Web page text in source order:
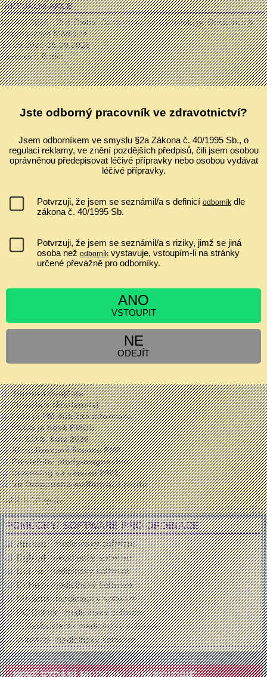
Jste odborný pracovník ve zdravotnictví?
Jsem odborníkem ve smyslu §2a Zákona č. 40/1995 Sb., o
regulaci reklamy, ve znění pozdějších předpisů, čili jsem osobou
oprávněnou předepisovat léčivé přípravky nebo osobou vydávat
léčivé přípravky.
Potvrzuji, že jsem se seznámil/a s definicí odborník dle
zákona č. 40/1995 Sb.
Potvrzuji, že jsem se seznámil/a s riziky, jimž se jiná
osoba než odborník vystavuje, vstoupím-li na stránky
určené převážně pro odborníky.
ANO
VSTOUPIT
NE
ODEJÍT
ZPRÁVY
Siamská dvojčata
Obezita v těhotenství
Proč je PM důležitá informace
PCOS je nově PMOS
V.I.S.U.S. kurz 2026
Aktualizované licence FMF
Previabilní plody-magnesium
Screening ca cervixu 2026
Vir Oropouche-malformace plodu
dalších 50 zpráv ...
AKTUÁLNÍ AKCE
GORM 2026 - 2nd Global Conference on Gynecology, Obstetrics &
Reproductive Medicine
14.09.2026-15.09.2026
Německo, Berlín
...
17.09.2026-19.09.2026
Ultrazvuk a zobrazování v gynekologii a porodnictví 2026 Celostátní
konferenci s mezinárodní účastí ve spolupráci s Fetal Medicine
Foundation (Londýn) Odborný garant: prof. MUDr. Pavel Calda, CSc.
IVF A EMBRYOTRANSFER ZVYŠUJE RIZIKO PLACENTA
PRAEVIA?
jen asi 1,2x zvyšuje riziko
ano, minimálně jen v I. a II. trimestru
zvyšuje riziko 2 až 6krát
Výsledky|Ankety
6557| Komentáře:
POMŮCKY/ SOFTWARE PRO ORDINACE
Amicus - medicínský software
DgMed- medicínský software
Dr.Fox- medicínský software
Dr.Help- medicínský software
Medicus- medicínský software
PC Doktor- medicínský software
TurboAsistent - medicínský software
WinMed- medicínský software